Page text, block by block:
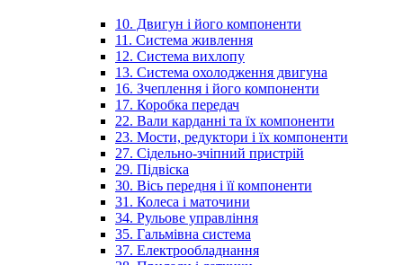
10. Двигун і його компоненти
11. Система живлення
12. Система вихлопу
13. Система охолодження двигуна
16. Зчеплення і його компоненти
17. Коробка передач
22. Вали карданні та їх компоненти
23. Мости, редуктори і їх компоненти
27. Сідельно-зчіпний пристрій
29. Підвіска
30. Вісь передня і її компоненти
31. Колеса і маточини
34. Рульове управління
35. Гальмівна система
37. Електрообладнання